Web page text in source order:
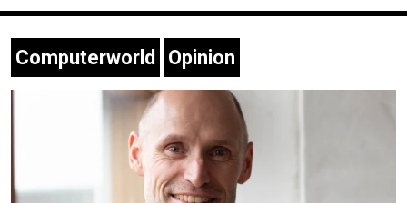
Computerworld Opinion